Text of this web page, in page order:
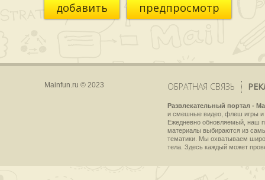
добавить предпросмотр
Mainfun.ru © 2023 ОБРАТНАЯ СВЯЗЬ
Развлекательный портал -
и смешные видео, флеш игры и
Ежедневно обновляемый, наш
материалы выбираются из
тематики. Мы охватываем
тела. Здесь каждый может